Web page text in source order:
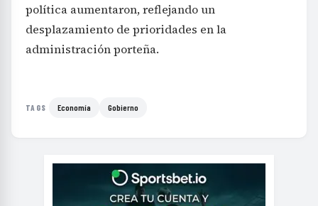
política aumentaron, reflejando un
desplazamiento de prioridades en la
administración porteña.
TAGS Economía Gobierno